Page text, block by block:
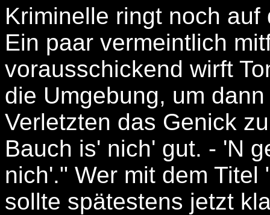
Kriminelle ringt noch
Ein paar vermeintlich
vorausschickend wirft
die Umgebung, um
Verletzten das Genick
Bauch is' nich' gut. - 'N
nich'." Wer mit dem
sollte spätestens jetzt